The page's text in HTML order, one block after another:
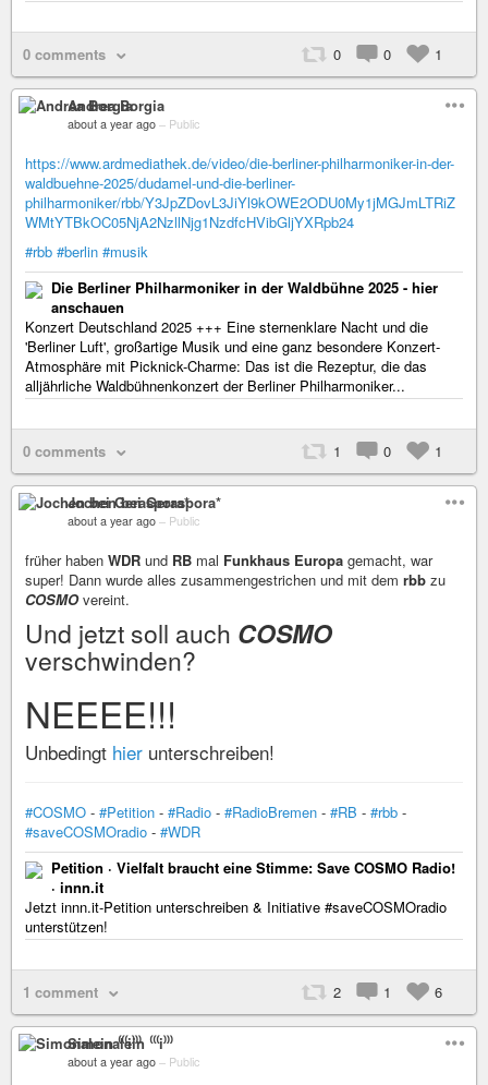
0 comments 0 0 1
Andrea Borgia
about a year ago – Public
https://www.ardmediathek.de/video/die-berliner-philharmoniker-in-der-
waldbuehne-2025/dudamel-und-die-berliner-
philharmoniker/rbb/Y3JpZDovL3JiYl9kOWE2ODU0My1jMGJmLTRiZ
WMtYTBkOC05NjA2NzllNjg1NzdfcHVibGljYXRpb24
#rbb #berlin #musik
Die Berliner Philharmoniker in der Waldbühne 2025 - hier
anschauen
Konzert Deutschland 2025 +++ Eine sternenklare Nacht und die
'Berliner Luft', großartige Musik und eine ganz besondere Konzert-
Atmosphäre mit Picknick-Charme: Das ist die Rezeptur, die das
alljährliche Waldbühnenkonzert der Berliner Philharmoniker...
0 comments 1 0 1
Jochen bei Geraspora*
about a year ago – Public
früher haben WDR und RB mal Funkhaus Europa gemacht, war
super! Dann wurde alles zusammengestrichen und mit dem rbb zu
COSMOvereint.
Und jetzt soll auch COSMO
verschwinden?
NEEEE!!!
Unbedingt hier unterschreiben!
#COSMO - #Petition - #Radio - #RadioBremen - #RB - #rbb -
#saveCOSMOradio - #WDR
Petition · Vielfalt braucht eine Stimme: Save COSMO Radio!
· innn.it
Jetzt innn.it-Petition unterschreiben & Initiative #saveCOSMOradio
unterstützen!
1 comment 2 1 6
Simonalein ⁽⁽⁽i⁾⁾⁾
about a year ago – Public